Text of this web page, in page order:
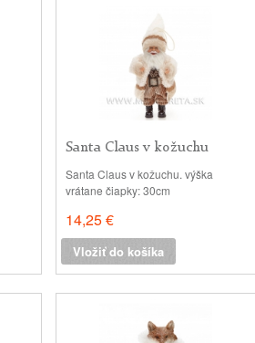
Santa Claus v kožuchu
Santa Claus v kožuchu. výška
vrátane čiapky: 30cm
14,25 €
Vložiť do košíka